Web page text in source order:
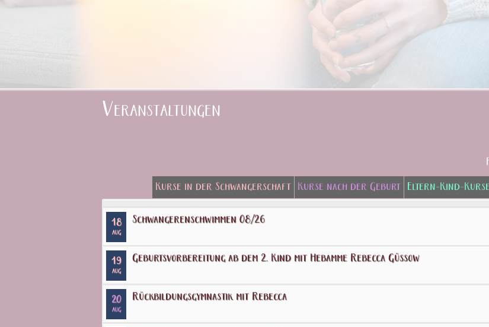
Veranstaltungen
Kurse in der Schwangerschaft Kurse nach der Geburt Eltern-Kind-Kurse
18
AUG
Schwangerenschwimmen 08/26
19
AUG
Geburtsvorbereitung ab dem 2. Kind mit Hebamme Rebecca Güssow
20
AUG
Rückbildungsgymnastik mit Rebecca